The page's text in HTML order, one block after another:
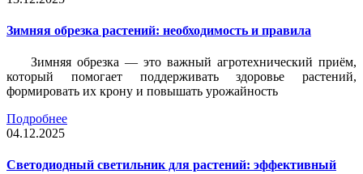
Зимняя обрезка растений: необходимость и правила
Зимняя обрезка — это важный агротехнический приём,
который помогает поддерживать здоровье растений,
формировать их крону и повышать урожайность
Подробнее
04.12.2025
Светодиодный светильник для растений: эффективный